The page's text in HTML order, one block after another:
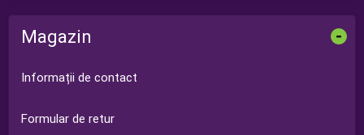
Magazin -
Informații de contact
Formular de retur